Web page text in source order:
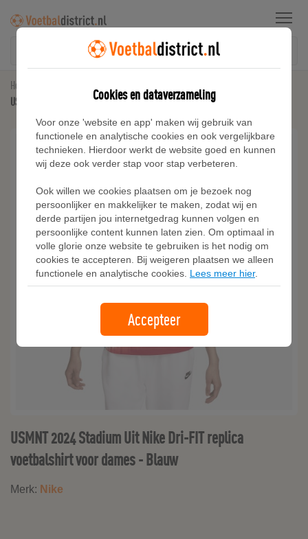
Menu
Home
USMNT 2024 Stadium Uit Nike Dri-FIT replica voetbalshirt voor dames - Blauw
USMNT 2024 Stadium Uit Nike Dri-FIT replica
voetbalshirt voor dames - Blauw
Merk: Nike
Cookies en dataverzameling
Voor onze 'website en app' maken wij gebruik van
functionele en analytische cookies en ook vergelijkbare
technieken. Hierdoor werkt de website goed en kunnen
wij deze ook verder stap voor stap verbeteren.
Ook willen we cookies plaatsen om je bezoek nog
persoonlijker en makkelijker te maken, zodat wij en
derde partijen jou internetgedrag kunnen volgen en
persoonlijke content kunnen laten zien. Om optimaal in
volle glorie onze website te gebruiken is het nodig om
cookies te accepteren. Bij weigeren plaatsen we alleen
functionele en analytische cookies. Lees meer hier.
Accepteer